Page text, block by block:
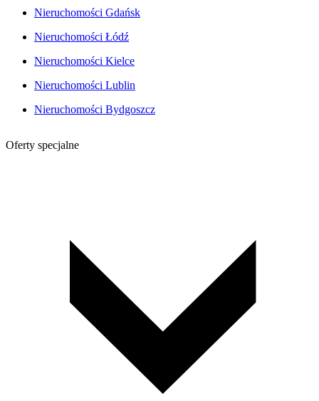
Nieruchomości Gdańsk
Nieruchomości Łódź
Nieruchomości Kielce
Nieruchomości Lublin
Nieruchomości Bydgoszcz
Oferty specjalne